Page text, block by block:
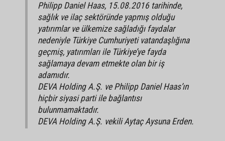
Philipp Daniel Haas, 15.08.2016 tarihinde,
sağlık ve ilaç sektöründe yapmış olduğu
yatırımlar ve ülkemize sağladığı faydalar
nedeniyle Türkiye Cumhuriyeti vatandaşlığına
geçmiş, yatırımları ile Türkiye’ye fayda
sağlamaya devam etmekte olan bir iş
adamıdır.
DEVA Holding A.Ş. ve Philipp Daniel Haas’ın
hiçbir siyasi parti ile bağlantısı
bulunmamaktadır.
DEVA Holding A.Ş. vekili Aytaç Aysuna Erden.